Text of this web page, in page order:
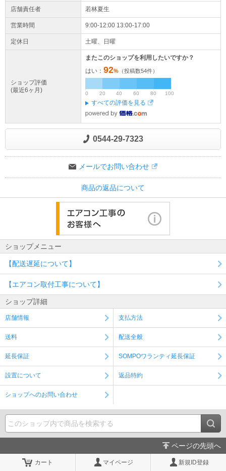
店舗責任者 若林夏生
営業時間 9:00-12:00 13:00-17:00
定休日 土曜、日曜
ショップ評価
(最近6ヶ月)
またこのショップを利用したいですか？
はい： 92% （投稿数54件）
0 20 40 60 80 100
すべての評価を見る
0544-29-7323
メールでお問い合わせ
商品の返品について
ショップメニュー
【配送遅延について】
【エアコン取付工事について】
ショップ詳細
店舗情報 支払方法
送料 配送全般
延長保証 SOMPOワランティ延長保証
設置について 返品特約
ショップへのお問い合わせ
ページの先頭へ
カート マイページ 新規ID登録